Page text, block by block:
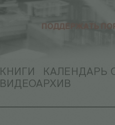
КНИГИ
КАЛЕНДАРЬ
ВИДЕОАРХИВ